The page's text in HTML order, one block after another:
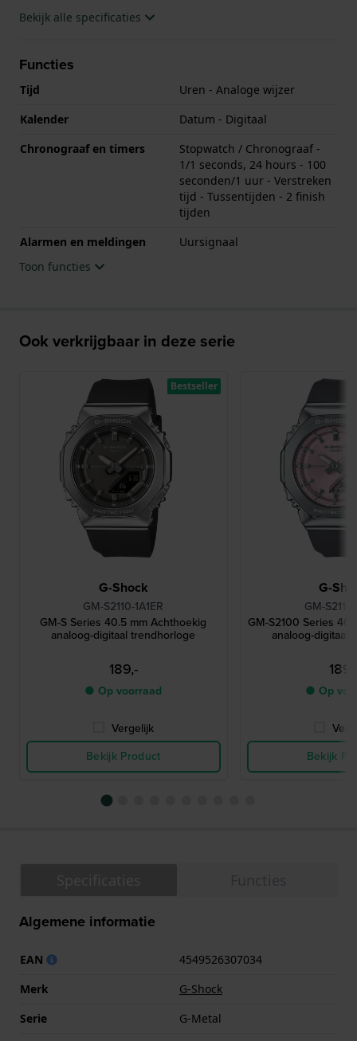
Bekijk alle specificaties
Functies
Tijd
Uren - Analoge wijzer
Kalender
Datum - Digitaal
Chronograaf en timers
Stopwatch / Chronograaf -
1/1 seconds, 24 hours - 100
seconden/1 uur - Verstreken
tijd - Tussentijden - 2 finish
tijden
Alarmen en meldingen
Uursignaal
Toon functies
Ook verkrijgbaar in deze serie
G-Shock
GM-S2110-1A1ER
GM-S Series 40.5 mm Achthoekig
analoog-digitaal trendhorloge
189,-
● Op voorraad
Vergelijk
Bekijk Product
Bestseller
G-
GM-
GM-S2100 Series
analoog-digitaal
● Op
Bekijk
Algemene informatie
EAN
4549526307034
Merk
G-Shock
Serie
G-Metal